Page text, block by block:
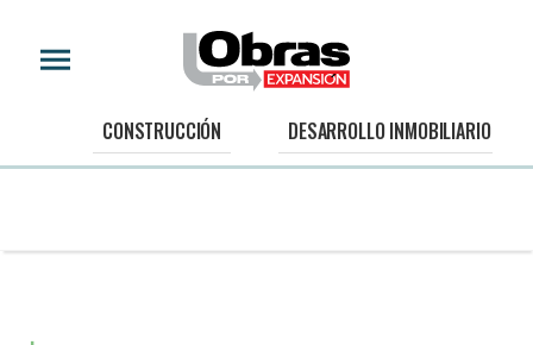
CONSTRUCCIÓN DESARROLLO INMOBILIARIO